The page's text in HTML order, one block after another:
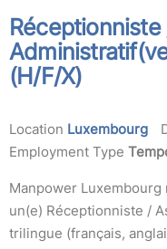
(H/F/X)
Location Luxembourg
Employment Type
Manpower Luxembourg
un(e) Réceptionniste /
trilingue (français,